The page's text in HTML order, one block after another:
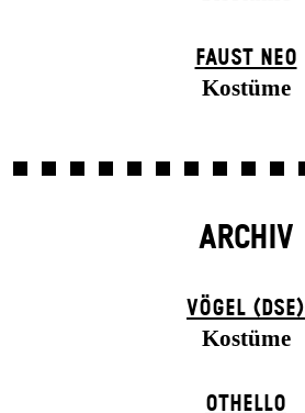
FAUST NEO
Kostüme
ARCHIV
VÖGEL (DSE)
Kostüme
OTHELLO